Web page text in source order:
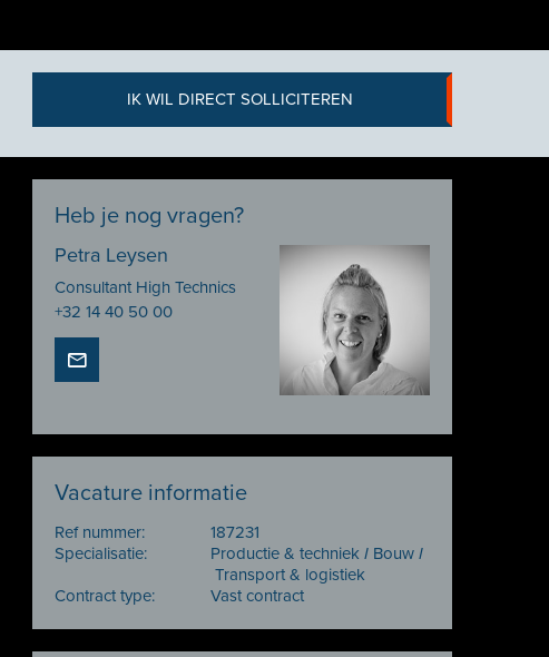
IK WIL DIRECT SOLLICITEREN
Heb je nog vragen?
Petra Leysen
Consultant High Technics
+32 14 40 50 00
Vacature informatie
Ref nummer:
187231
Specialisatie:
Productie & techniekI BouwI
Transport & logistiek
Contract type:
Vast contract